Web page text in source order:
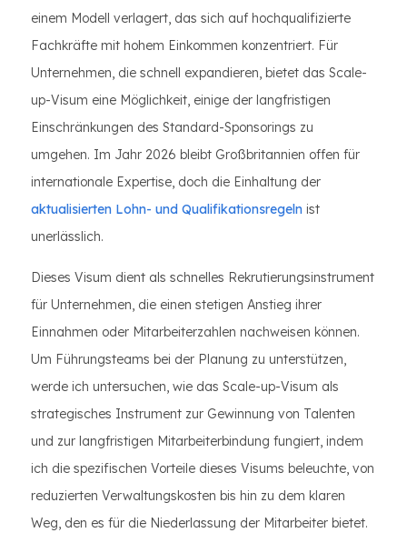
einem Modell verlagert, das sich auf hochqualifizierte
Fachkräfte mit hohem Einkommen konzentriert. Für
Unternehmen, die schnell expandieren, bietet das Scale-
up-Visum eine Möglichkeit, einige der langfristigen
Einschränkungen des Standard-Sponsorings zu
umgehen. Im Jahr 2026 bleibt Großbritannien offen für
internationale Expertise, doch die Einhaltung der
aktualisierten Lohn- und Qualifikationsregeln ist
unerlässlich.
Dieses Visum dient als schnelles Rekrutierungsinstrument
für Unternehmen, die einen stetigen Anstieg ihrer
Einnahmen oder Mitarbeiterzahlen nachweisen können.
Um Führungsteams bei der Planung zu unterstützen,
werde ich untersuchen, wie das Scale-up-Visum als
strategisches Instrument zur Gewinnung von Talenten
und zur langfristigen Mitarbeiterbindung fungiert, indem
ich die spezifischen Vorteile dieses Visums beleuchte, von
reduzierten Verwaltungskosten bis hin zu dem klaren
Weg, den es für die Niederlassung der Mitarbeiter bietet.